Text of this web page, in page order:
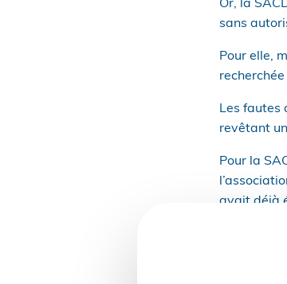
Or, la
sans
Pour elle,
Les fautes
revêtant
Pour la
avait déjà